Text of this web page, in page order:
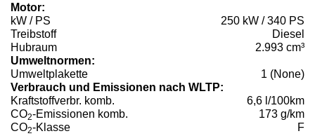
Motor:
kW / PS
250 kW / 340 PS
Treibstoff
Diesel
Hubraum
2.993 cm³
Umweltnormen:
Umweltplakette
1 (None)
Verbrauch und Emissionen nach WLTP:
Kraftstoffverbr. komb.
6,6 l/100km
CO2-Emissionen komb.
173 g/km
CO2-Klasse F